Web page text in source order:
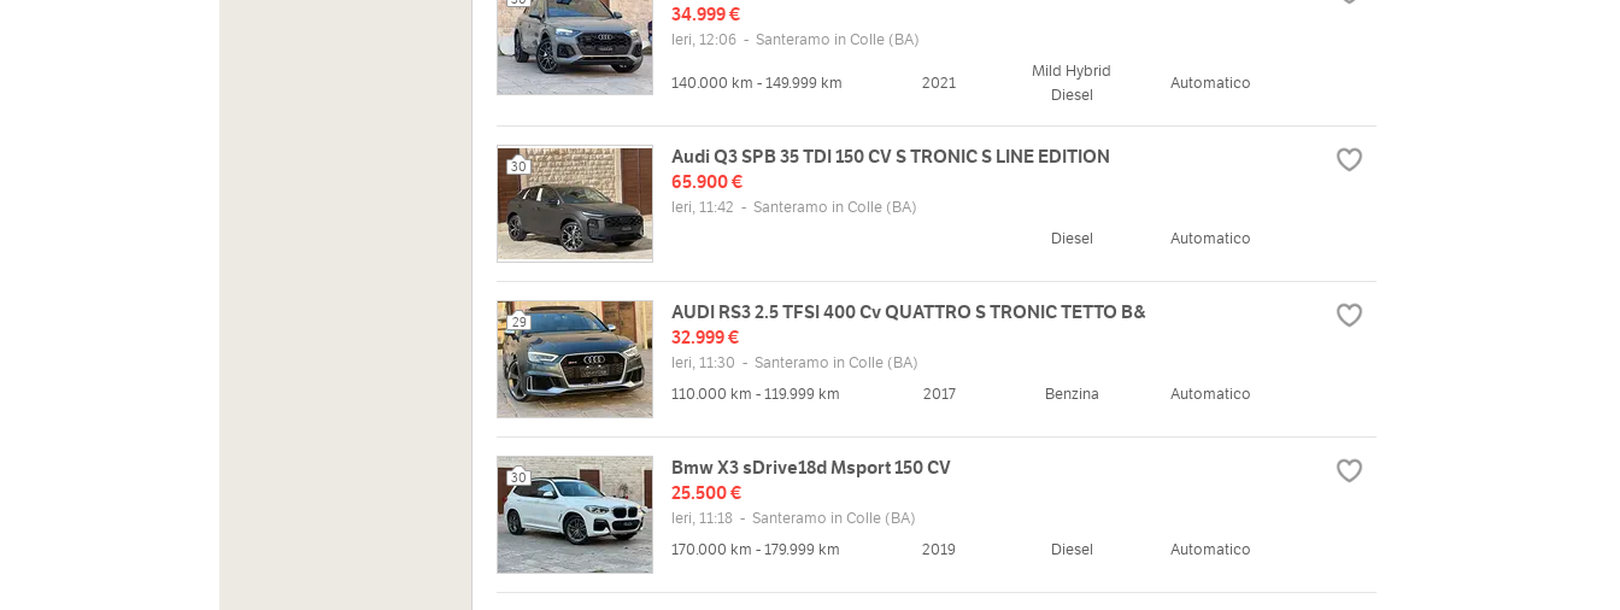
34.999 €
Ieri, 12:06 - Santeramo in Colle (BA)
140.000 km - 149.999 km 2021
Mild Hybrid
Diesel
Automatico
30
Audi Q3 SPB 35 TDI 150 CV S TRONIC S LINE EDITION
65.900 €
Ieri, 11:42 - Santeramo in Colle (BA)
Diesel
Automatico
29
AUDI RS3 2.5 TFSI 400 Cv QUATTRO S TRONIC TETTO B&
32.999 €
Ieri, 11:30 - Santeramo in Colle (BA)
110.000 km - 119.999 km
2017 Benzina Automatico
30
Bmw X3 sDrive18d Msport 150 CV
25.500 €
Ieri, 11:18 - Santeramo in Colle (BA)
170.000 km - 179.999 km
2019 Diesel Automatico